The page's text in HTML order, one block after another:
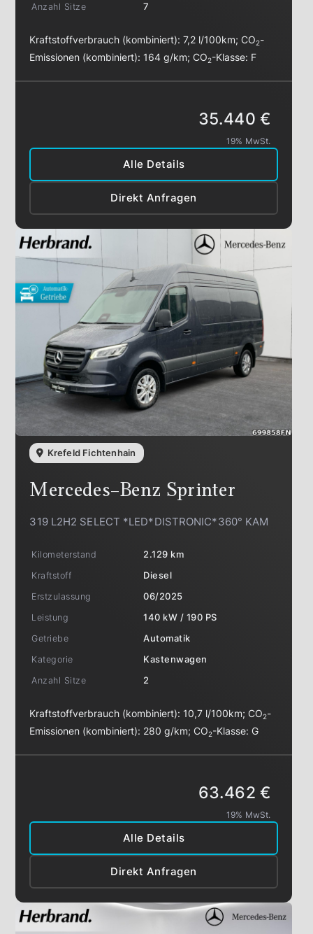
Anzahl Sitze
7
Kraftstoffverbrauch (kombiniert):7,2 l/100km;CO2-
Emissionen (kombiniert): 164 g/km;CO2-Klasse: F
Alle Details
Direkt Anfragen
35.440 €
19% MwSt.
Krefeld Fichtenhain
Mercedes-Benz Sprinter
319 L2H2 SELECT *LED*DISTRONIC*360° KAM
Kilometerstand
2.129 km
Kraftstoff
Diesel
Erstzulassung
06/2025
Leistung
140 kW / 190 PS
Getriebe
Automatik
Kategorie
Kastenwagen
Anzahl Sitze
2
Kraftstoffverbrauch (kombiniert): 10,7 l/100km;CO2-
Emissionen (kombiniert): 280 g/km;CO2-Klasse:G
Alle Details
Direkt Anfragen
63.462 €
19% MwSt.